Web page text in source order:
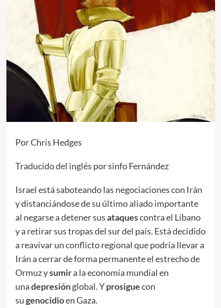
Por Chris Hedges
Traducido del inglés por sinfo Fernández
Israel está saboteando las negociaciones con Irán
y distanciándose de su último aliado importante
al negarse a detener susataquescontra el Líbano
y a retirar sus tropas del sur del país. Está decidido
a reavivar un conflicto regional que podría llevar a
Irán a cerrar de forma permanente el estrecho de
Ormuz ysumira la economía mundial en
unadepresiónglobal. Yprosiguecon
sugenocidioen Gaza.